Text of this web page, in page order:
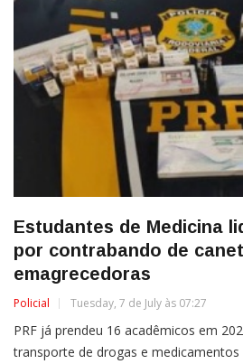
Estudantes de Medicina
por contrabando de
emagrecedoras
Policial Tuesday, 7 de July às 07:27
PRF já prendeu 16 acadêmicos em
transporte de drogas e medicamentos